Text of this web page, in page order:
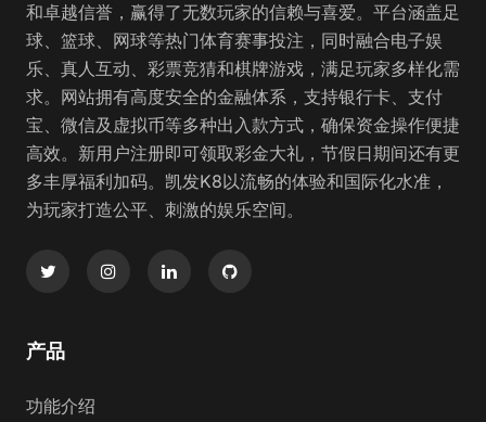
和卓越信誉，赢得了无数玩家的信赖与喜爱。平台涵盖足
球、篮球、网球等热门体育赛事投注，同时融合电子娱
乐、真人互动、彩票竞猜和棋牌游戏，满足玩家多样化需
求。网站拥有高度安全的金融体系，支持银行卡、支付
宝、微信及虚拟币等多种出入款方式，确保资金操作便捷
高效。新用户注册即可领取彩金大礼，节假日期间还有更
多丰厚福利加码。凯发K8以流畅的体验和国际化水准，
为玩家打造公平、刺激的娱乐空间。
产品
功能介绍